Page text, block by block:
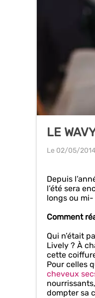
LE
Le 02/05/2014
Depuis
l’été sera
longs ou
Comment
Qui n’était
Lively ? À
cette
Pour celles
cheveux
dompter sa